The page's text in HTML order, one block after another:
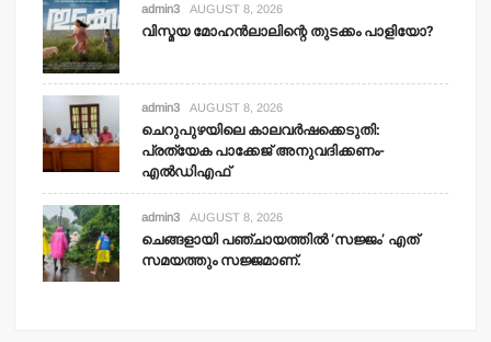
admin3 AUGUST 8, 2026
വിസ്മയ മോഹന്‍ലാലിന്റെ തുടക്കം പാളിയോ?
admin3 AUGUST 8, 2026
ചെറുപുഴയിലെ കാലവര്‍ഷക്കെടുതി:
പ്രത്യേക പാക്കേജ് അനുവദിക്കണം-
എല്‍ഡിഎഫ്
admin3 AUGUST 8, 2026
ചെങ്ങളായി പഞ്ചായത്തില്‍ ‘സജ്ജം’ എത്
സമയത്തും സജ്ജമാണ്.